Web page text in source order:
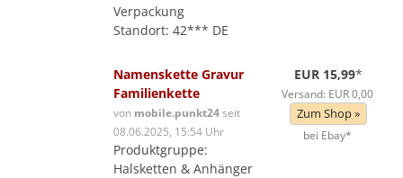
Verpackung
Standort: 42*** DE
Namenskette Gravur
Familienkette
von mobile.punkt24seit
08.06.2025, 15:54 Uhr
Produktgruppe:
Halsketten & Anhänger
EUR 15,99*
Versand: EUR 0,00
Zum Shop »
bei Ebay*